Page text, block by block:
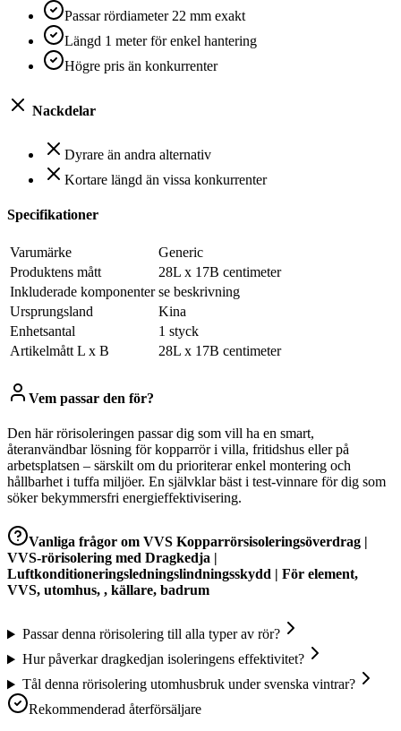
Passar rördiameter 22 mm exakt
Längd 1 meter för enkel hantering
Högre pris än konkurrenter
Nackdelar
Dyrare än andra alternativ
Kortare längd än vissa konkurrenter
Specifikationer
Varumärke
Generic
Produktens mått
28L x 17B centimeter
Inkluderade komponenter se beskrivning
Ursprungsland
Kina
Enhetsantal
1 styck
Artikelmått L x B
28L x 17B centimeter
Vem passar den för?
Den här rörisoleringen passar dig som vill ha en smart,
återanvändbar lösning för kopparrör i villa, fritidshus eller på
arbetsplatsen – särskilt om du prioriterar enkel montering och
hållbarhet i tuffa miljöer. En självklar bäst i test-vinnare för dig som
söker bekymmersfri energieffektivisering.
Vanliga frågor om VVS Kopparrörsisoleringsöverdrag |
VVS-rörisolering med Dragkedja |
Luftkonditioneringsledningslindningsskydd | För element,
VVS, utomhus, , källare, badrum
Passar denna rörisolering till alla typer av rör?
Hur påverkar dragkedjan isoleringens effektivitet?
Tål denna rörisolering utomhusbruk under svenska vintrar?
Rekommenderad återförsäljare